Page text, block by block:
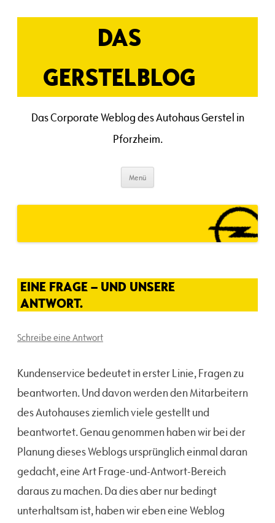
Inhalt
DAS
GERSTELBLOG
Das Corporate Weblog des Autohaus Gerstel in
Pforzheim.
Menü
EINE FRAGE – UND UNSERE
ANTWORT.
Schreibe eine Antwort
Kundenservice bedeutet in erster Linie, Fragen zu
beantworten. Und davon werden den Mitarbeitern
des Autohauses ziemlich viele gestellt und
beantwortet. Genau genommen haben wir bei der
Planung dieses Weblogs ursprünglich einmal daran
gedacht, eine Art Frage-und-Antwort-Bereich
daraus zu machen. Da dies aber nur bedingt
unterhaltsam ist, haben wir eben eine Weblog